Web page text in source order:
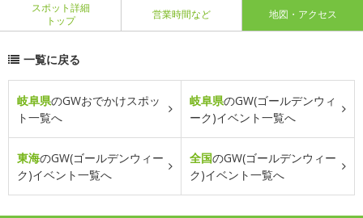
スポット詳細
トップ
営業時間など 地図・アクセス
一覧に戻る
岐阜県のGWおでかけスポッ
ト一覧へ
岐阜県のGW(ゴールデンウィ
ーク)イベント一覧へ
東海のGW(ゴールデンウィー
ク)イベント一覧へ
全国のGW(ゴールデンウィー
ク)イベント一覧へ